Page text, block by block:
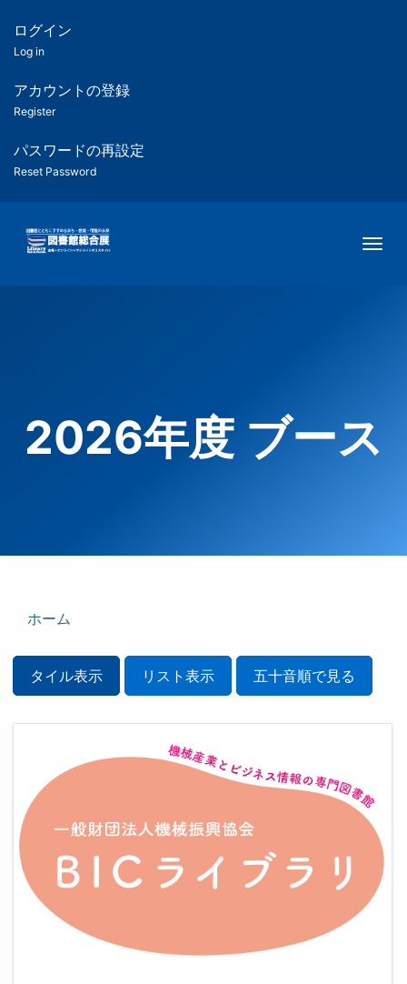
ツ
匿
名
ユ
ー
ー
用
メ
ログイン
Log in
アカウントの登録
Register
パスワードの再設定
Reset Password
2026年度 ブース
ホーム
タイル表示 リスト表示 五十音順で見る